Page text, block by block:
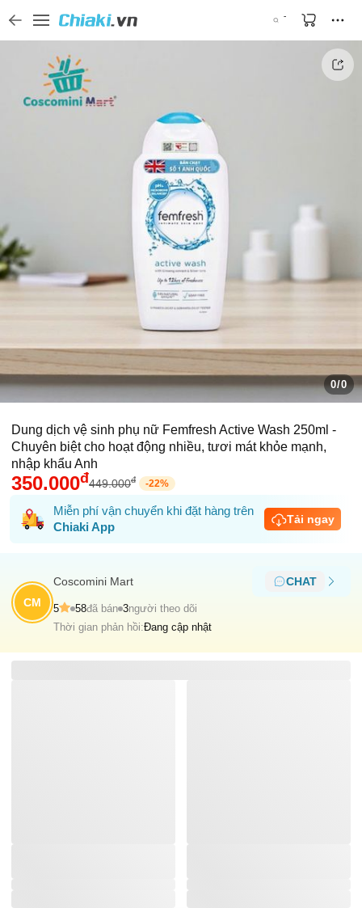
0/0
Dung dịch vệ sinh phụ nữ Femfresh Active Wash 250ml -
Chuyên biệt cho hoạt động nhiều, tươi mát khỏe mạnh,
nhập khẩu Anh
350.000đ449.000đ -22%
Miễn phí vận chuyển khi đặt hàng trên
Chiaki App
Tải ngay
CM
Coscomini Mart CHAT
5 58đã bán 3người theo dõi
Thời gian phản hồi:Đang cập nhật